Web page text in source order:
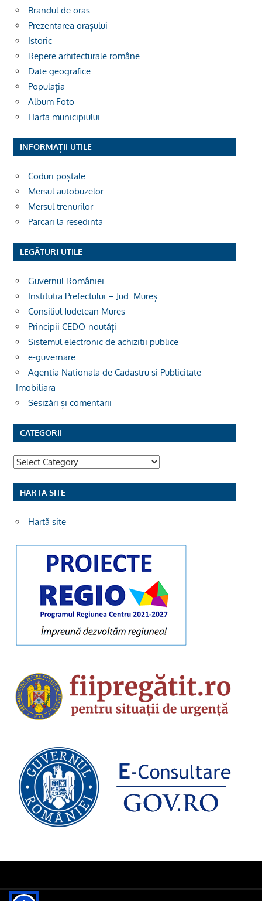
Brandul de oras
Prezentarea orașului
Istoric
Repere arhitecturale române
Date geografice
Populația
Album Foto
Harta municipiului
INFORMAȚII UTILE
Coduri poștale
Mersul autobuzelor
Mersul trenurilor
Parcari la resedinta
LEGĂTURI UTILE
Guvernul României
Institutia Prefectului – Jud. Mureș
Consiliul Judetean Mures
Principii CEDO-noutăți
Sistemul electronic de achizitii publice
e-guvernare
Agentia Nationala de Cadastru si Publicitate
Imobiliara
Sesizări și comentarii
CATEGORII
Categorii
HARTA SITE
Hartă site